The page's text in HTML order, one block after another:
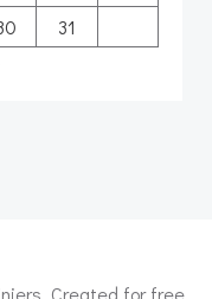
31
Created for free